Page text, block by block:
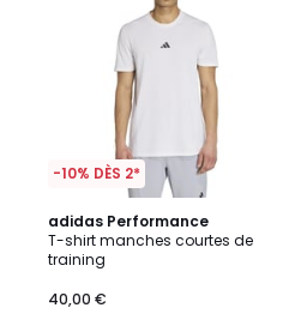
-10% DÈS 2*
adidas Performance
T-shirt manches courtes de
training
40,00 €
4,8
/ 5
2
Couleurs